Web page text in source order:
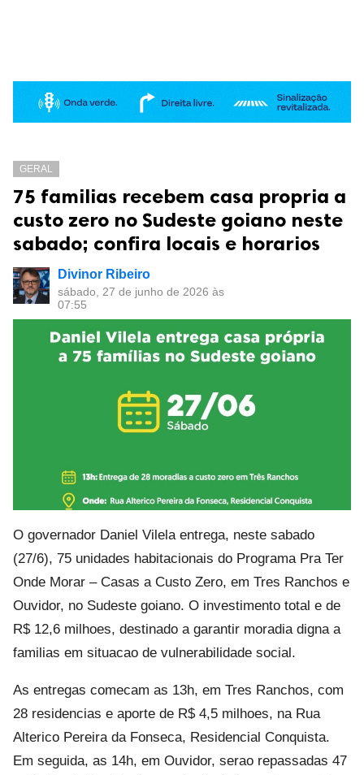
GERAL
75 familias recebem casa propria a
custo zero no Sudeste goiano neste
sabado; confira locais e horarios
Divinor Ribeiro
sábado, 27 de junho de 2026 às
07:55
O governador Daniel Vilela entrega, neste sabado
(27/6), 75 unidades habitacionais do Programa Pra Ter
Onde Morar – Casas a Custo Zero, em Tres Ranchos e
Ouvidor, no Sudeste goiano. O investimento total e de
R$ 12,6 milhoes, destinado a garantir moradia digna a
familias em situacao de vulnerabilidade social.
As entregas comecam as 13h, em Tres Ranchos, com
28 residencias e aporte de R$ 4,5 milhoes, na Rua
Alterico Pereira da Fonseca, Residencial Conquista.
Em seguida, as 14h, em Ouvidor, serao repassadas 47